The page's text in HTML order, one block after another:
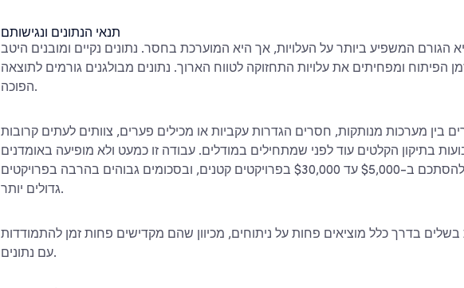
תנאי הנתונים ונגישותם
הגורם המשפיע ביותר על העלויות, אך היא המוערכת בחסר. נתונים נקיים ומובנים היטב
הפיתוח ומפחיתים את עלויות התחזוקה לטווח הארוך. נתונים מבולגנים גורמים לתוצאה
הפוכה.
בין מערכות מנותקות, חסרים הגדרות עקביות או מכילים פערים, צוותים לעתים קרובות
בתיקון הקלטים עוד לפני שמתחילים במודלים. עבודה זו כמעט ולא מופיעה באומדנים
מוקדמים, אך יכולה להסתכם ב-$5,000 עד $30,000 בפרויקטים קטנים, ובסכומים גבוהים בהרבה בפרויקטים
גדולים יותר.
בשלים בדרך כלל מוציאים פחות על ניתוחים, מכיוון שהם מקדישים פחות זמן להתמודדות
עם נתונים.